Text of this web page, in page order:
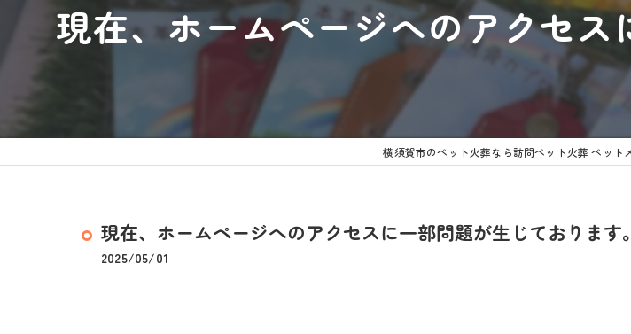
現在、ホームページへのアクセ
横須賀市のペット火葬なら訪問ペット火葬 ペット
現在、ホームページへのアクセスに一部問題が生じております。
2025/05/01